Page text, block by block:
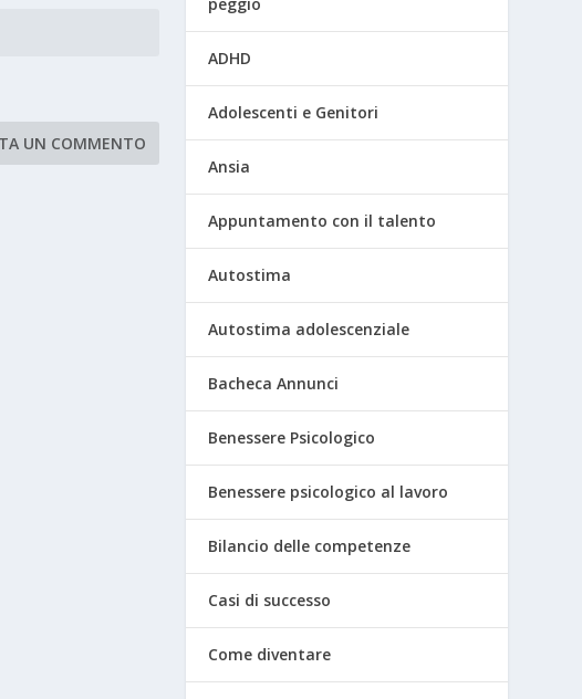
ADHD
Adolescenti e Genitori
Ansia
Appuntamento con il talento
Autostima
Autostima adolescenziale
Bacheca Annunci
Benessere Psicologico
Benessere psicologico al lavoro
Bilancio delle competenze
Casi di successo
Come diventare